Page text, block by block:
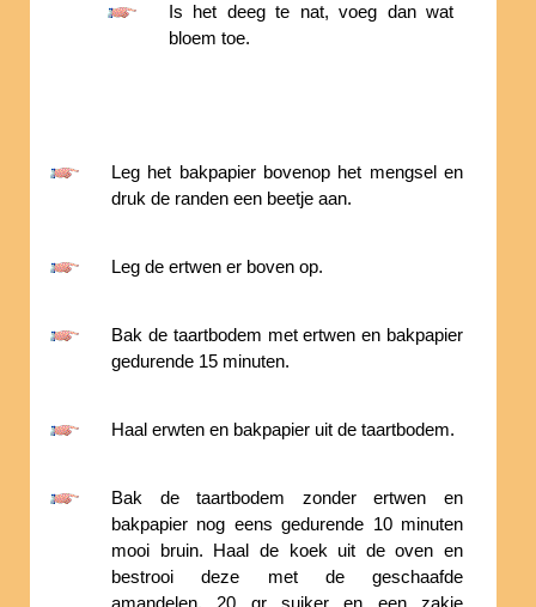
Is het deeg te nat, voeg dan wat
bloem toe.
Leg het bakpapier bovenop het mengsel en
druk de randen een beetje aan.
Leg de ertwen er boven op.
Bak de taartbodem met ertwen en bakpapier
gedurende 15 minuten.
Haal erwten en bakpapier uit de taartbodem.
Bak de taartbodem zonder ertwen en
bakpapier nog eens gedurende 10 minuten
mooi bruin. Haal de koek uit de oven en
bestrooi deze met de geschaafde
amandelen, 20 gr suiker en een zakje